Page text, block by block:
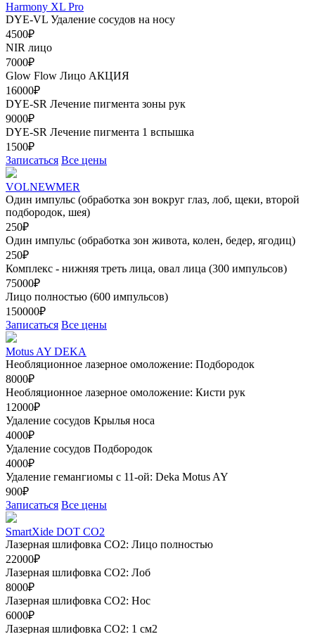
Harmony XL Pro
DYE-VL Удаление сосудов на носу
4500₽
NIR лицо
7000₽
Glow Flow Лицо АКЦИЯ
16000₽
DYE-SR Лечение пигмента зоны рук
9000₽
DYE-SR Лечение пигмента 1 вспышка
1500₽
Записаться Все цены
VOLNEWMER
Один импульс (обработка зон вокруг глаз, лоб, щеки, второй
подбородок, шея)
250₽
Один импульс (обработка зон живота, колен, бедер, ягодиц)
250₽
Комплекс - нижняя треть лица, овал лица (300 импульсов)
75000₽
Лицо полностью (600 импульсов)
150000₽
Записаться Все цены
Motus AY DEKA
Необляционное лазерное омоложение: Подбородок
8000₽
Необляционное лазерное омоложение: Кисти рук
12000₽
Удаление сосудов Крылья носа
4000₽
Удаление сосудов Подбородок
4000₽
Удаление гемангиомы с 11-ой: Deka Motus AY
900₽
Записаться Все цены
SmartXide DOT CO2
Лазерная шлифовка CO2: Лицо полностью
22000₽
Лазерная шлифовка СО2: Лоб
8000₽
Лазерная шлифовка СО2: Нос
6000₽
Лазерная шлифовка СО2: 1 см2